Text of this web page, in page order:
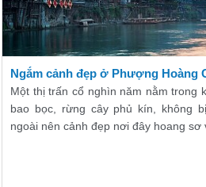
Ngắm cảnh đẹp ở Phượng Hoàng
Một thị trấn cổ nghìn năm nằm trong
bao bọc, rừng cây phủ kín, không
ngoài nên cảnh đẹp nơi đây hoang sơ